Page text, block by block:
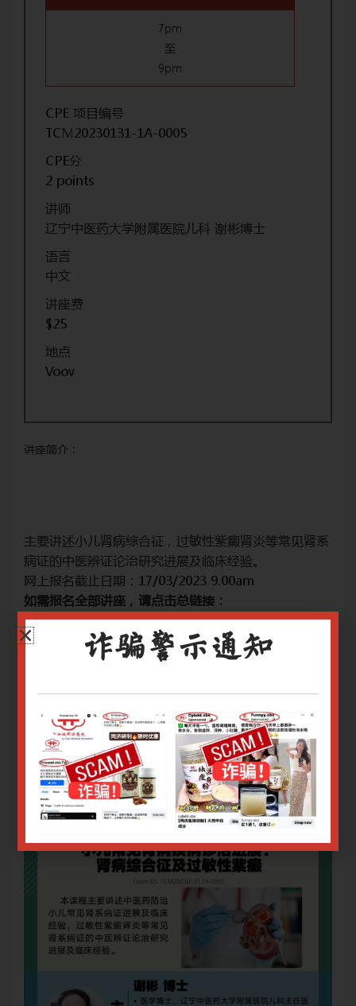
7pm
至
9pm
CPE 项目编号
TCM20230131-1A-0005
CPE分
2 points
讲师
辽宁中医药大学附属医院儿科 谢彬博士
语言
中文
讲座费
$25
地点
Voov
讲座简介：
主要讲述小儿肾病综合征，过敏性紫癜肾炎等常见肾系
病证的中医辨证论治研究进展及临床经验。
网上报名截止日期：17/03/2023 9.00am
如需报名全部讲座，请点击总链接：
《儿科短期培训班》
关于Zoom会议操作指南请点击
只有登录用户才能报名
登录或注册
诈骗警示通知